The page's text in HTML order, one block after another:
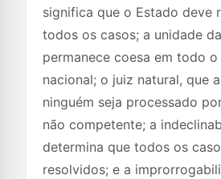
significa que o Estado deve
todos os casos; a unidade
permanece coesa em todo
nacional; o juiz natural, que
ninguém seja processado
não competente; a
determina que todos os
resolvidos; e a